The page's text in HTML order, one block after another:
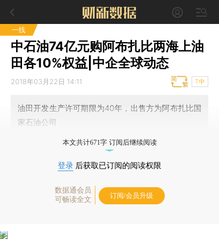
一线
中石油74亿元购阿布扎比两海上油
田各10%权益|中企全球动态
2018年03月22日 14:11 T中
油田开发生产许可期限为40年，出售方为阿布扎比国
家石油公司
本文共计671字 订阅后继续阅读
登录 后获取已订阅的阅读权限
数据通会员
可畅读全文
订阅/会员升级